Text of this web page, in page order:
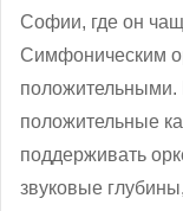
Софии, где он
Симфоническим
положительными.
положительные
поддерживать
звуковые